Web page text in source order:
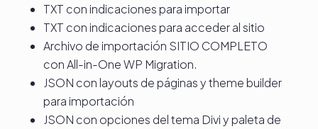
TXT con indicaciones para importar
TXT con indicaciones para acceder al sitio
Archivo de importación SITIO COMPLETO
con All-in-One WP Migration.
JSON con layouts de páginas y theme builder
para importación
JSON con opciones del tema Divi y paleta de